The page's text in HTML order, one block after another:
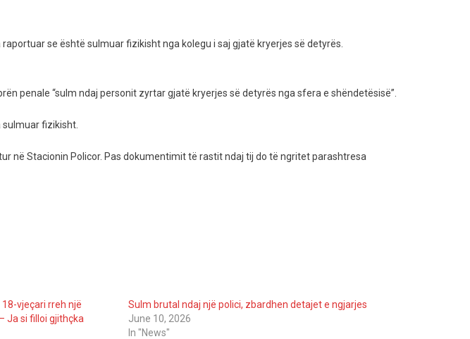
se është sulmuar fizikisht nga kolegu i saj gjatë kryerjes së detyrës.
penale “sulm ndaj personit zyrtar gjatë kryerjes së detyrës nga sfera e shëndetësisë”.
sulmuar fizikisht.
në Stacionin Policor. Pas dokumentimit të rastit ndaj tij do të ngritet parashtresa
vjeçari rreh një
Ja si filloi gjithçka
Sulm brutal ndaj një polici, zbardhen detajet e ngjarjes
June 10, 2026
In "News"